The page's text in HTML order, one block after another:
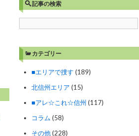
記事の検索
カテゴリー
■エリアで捜す (189)
北信州エリア (15)
■アレ☆これ☆信州 (117)
コラム (58)
その他(228)